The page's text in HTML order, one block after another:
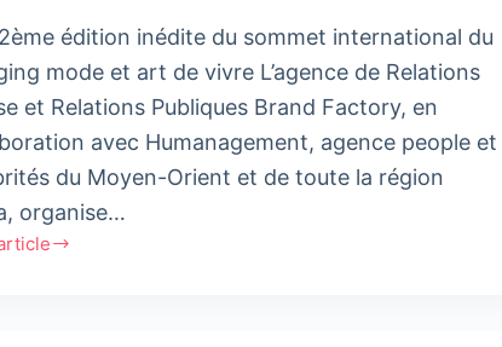
édition inédite du sommet international du
mode et art de vivre L’agence de Relations
et Relations Publiques Brand Factory, en
avec Humanagement, agence people et
du Moyen-Orient et de toute la région
organise…